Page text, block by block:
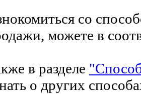
со
можете в
в разделе
о других